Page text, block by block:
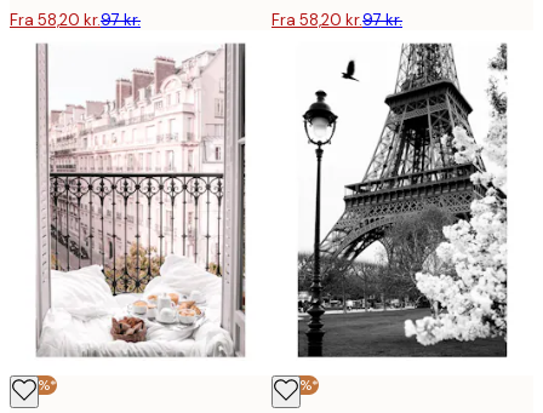
Fra 58,20 kr.97 kr. Fra 58,20 kr.97 kr.
-40%* -40%*